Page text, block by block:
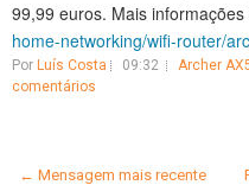
99,99 euros. Mais informações
home-networking/wifi-router/
Por Luís Costa 09:32 Archer
comentários
← Mensagem mais recente